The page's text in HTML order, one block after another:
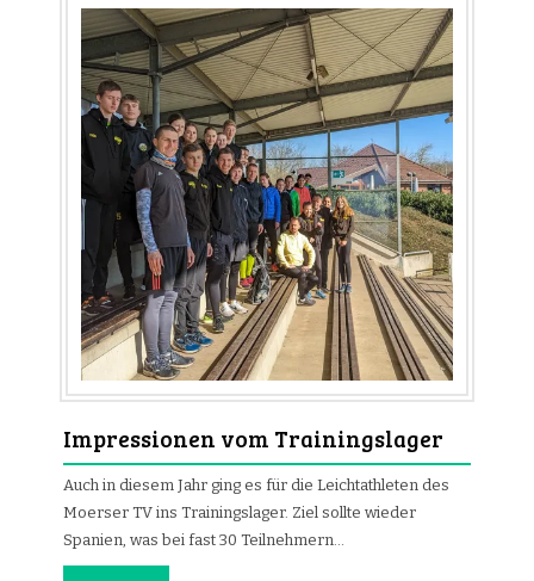
Impressionen vom Trainingslager
Auch in diesem Jahr ging es für die Leichtathleten des
Moerser TV ins Trainingslager. Ziel sollte wieder
Spanien, was bei fast 30 Teilnehmern…